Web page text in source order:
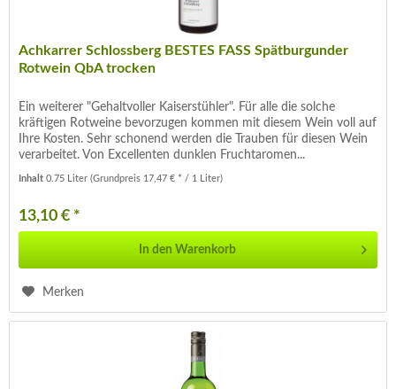
Achkarrer Schlossberg BESTES FASS Spätburgunder
Rotwein QbA trocken
Ein weiterer "Gehaltvoller Kaiserstühler". Für alle die solche
kräftigen Rotweine bevorzugen kommen mit diesem Wein voll auf
Ihre Kosten. Sehr schonend werden die Trauben für diesen Wein
verarbeitet. Von Excellenten dunklen Fruchtaromen...
Inhalt0.75 Liter(Grundpreis 17,47 € * / 1 Liter)
13,10 € *
In den Warenkorb
Merken